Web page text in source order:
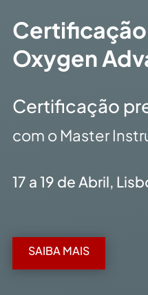
Oxygen
Certificação
com o Master
17 a 19 de Abril,
SAIBA MAIS